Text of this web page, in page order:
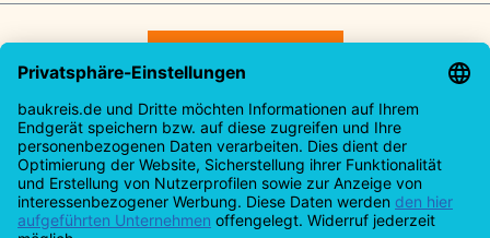
Service-Hotline
Rechtliches
Informationen